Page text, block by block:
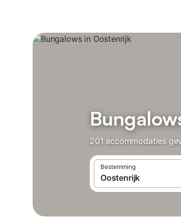
201 accommodaties
Bestemming